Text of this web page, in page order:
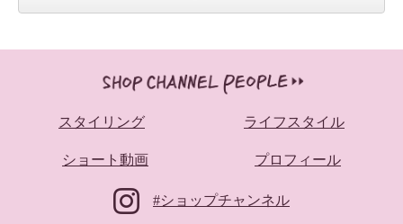
スタイリング ライフスタイル
ショート動画 プロフィール
#ショップチャンネル